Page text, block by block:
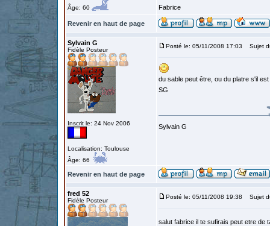
Âge: 60
Fabrice
Revenir en haut de page
Sylvain G
Fidèle Posteur
Inscrit le: 24 Nov 2006
Localisation: Toulouse
Âge: 66
Posté le: 05/11/2008 17:03 Sujet
du sable peut être, ou du platre s'il
SG
Sylvain G
Revenir en haut de page
fred 52
Fidèle Posteur
Posté le: 05/11/2008 19:38 Sujet
salut fabrice il te sufirais peut etre de